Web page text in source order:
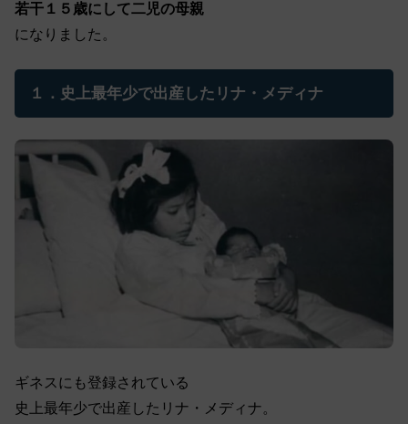
若干１５歳にして二児の母親
になりました。
１．史上最年少で出産したリナ・メディナ
ギネスにも登録されている
史上最年少で出産したリナ・メディナ。